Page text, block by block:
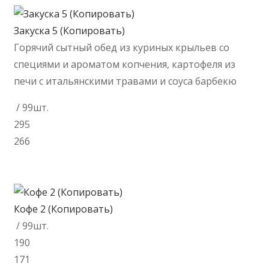
Закуска 5 (Копировать)
Горячий сытный обед из куриных крыльев со
специями и ароматом копчения, картофеля из
печи с итальянскими травами и соуса барбекю
/ 99шт.
295
266
Кофе 2 (Копировать)
/ 99шт.
190
171